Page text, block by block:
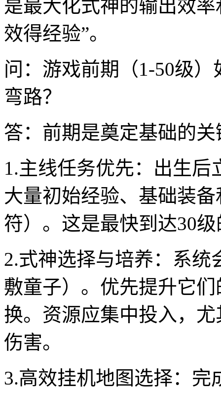
是最大化式神的输出效
效得经验”。
问：游戏前期（1-50级
弯路？
答：前期是奠定基础的
1.主线任务优先：出生
大量初始经验、基础装
符）。这是最快到达30
2.式神选择与培养：系
敷童子）。优先提升它
换。资源应集中投入，
伤害。
3.高效挂机地图选择：完